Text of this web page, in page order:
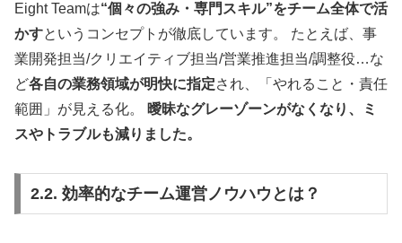
Eight Teamは“個々の強み・専門スキル”をチーム全体で活
かすというコンセプトが徹底しています。 たとえば、事
業開発担当/クリエイティブ担当/営業推進担当/調整役…な
ど各自の業務領域が明快に指定され、「やれること・責任
範囲」が見える化。
曖昧なグレーゾーンがなくなり、ミ
スやトラブルも減りました。
2.2. 効率的なチーム運営ノウハウとは？